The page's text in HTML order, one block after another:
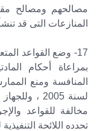
مصالحهم ومصالح
المنازعات التى قد
17- وضع القواعد
لسنة 2005
مخالفة للقواعد
تحدده اللائحة التنفيذية